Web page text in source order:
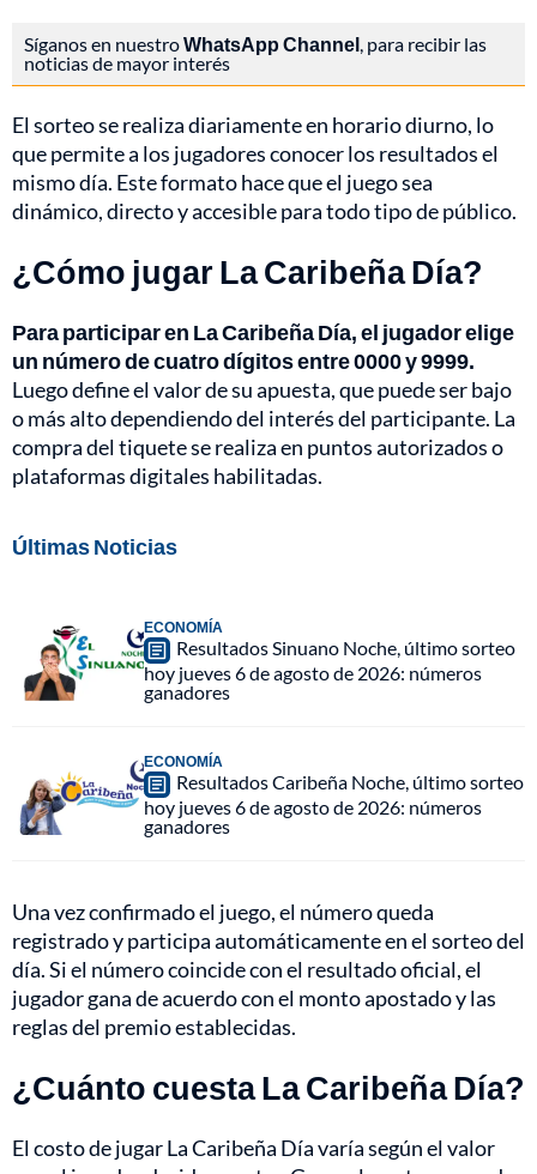
Síganos en nuestroWhatsApp Channel, para recibir las
noticias de mayor interés
El sorteo se realiza diariamente en horario diurno, lo
que permite a los jugadores conocer los resultados el
mismo día. Este formato hace que el juego sea
dinámico, directo y accesible para todo tipo de público.
¿Cómo jugar La Caribeña Día?
Para participar en La Caribeña Día, el jugador elige
un número de cuatro dígitos entre 0000 y 9999.
Luego define el valor de su apuesta, que puede ser bajo
o más alto dependiendo del interés del participante. La
compra del tiquete se realiza en puntos autorizados o
plataformas digitales habilitadas.
Últimas Noticias
ECONOMÍA
Resultados Sinuano Noche, último sorteo
hoy jueves 6 de agosto de 2026: números
ganadores
ECONOMÍA
Resultados Caribeña Noche, último sorteo
hoy jueves 6 de agosto de 2026: números
ganadores
Una vez confirmado el juego, el número queda
registrado y participa automáticamente en el sorteo del
día. Si el número coincide con el resultado oficial, el
jugador gana de acuerdo con el monto apostado y las
reglas del premio establecidas.
¿Cuánto cuesta La Caribeña Día?
El costo de jugar La Caribeña Día varía según el valor